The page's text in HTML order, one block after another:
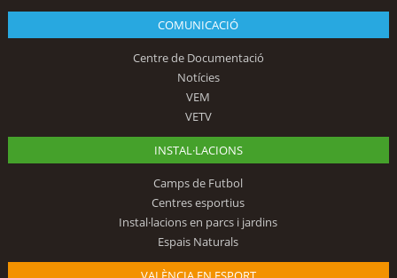
COMUNICACIÓ
Centre de Documentació
Notícies
VEM
VETV
INSTAL·LACIONS
Camps de Futbol
Centres esportius
Instal·lacions en parcs i jardins
Espais Naturals